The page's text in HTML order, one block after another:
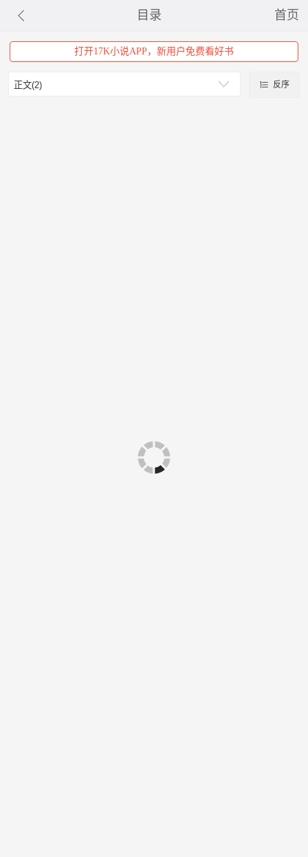
目录 首页
打开17K小说APP，新用户免费看好书
反序